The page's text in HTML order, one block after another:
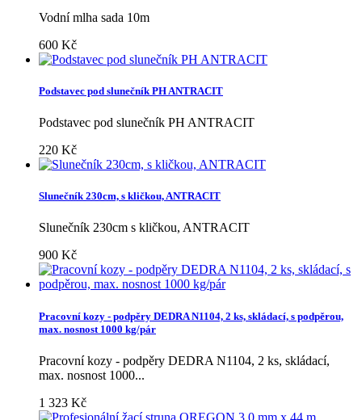
Vodní mlha sada 10m
600 Kč
Podstavec pod slunečník PH ANTRACIT
Podstavec pod slunečník PH ANTRACIT
220 Kč
Slunečník 230cm, s kličkou, ANTRACIT
Slunečník 230cm s kličkou, ANTRACIT
900 Kč
Pracovní kozy - podpěry DEDRA N1104, 2 ks, skládací, s podpěrou,
max. nosnost 1000 kg/pár
Pracovní kozy - podpěry DEDRA N1104, 2 ks, skládací,
max. nosnost 1000...
1 323 Kč